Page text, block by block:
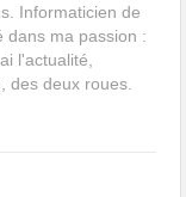
Informaticien de
dans ma passion :
l'actualité,
des deux roues.